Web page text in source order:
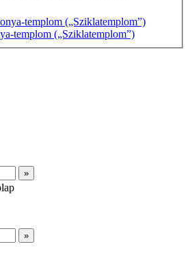
templom („Sziklatemplom”)